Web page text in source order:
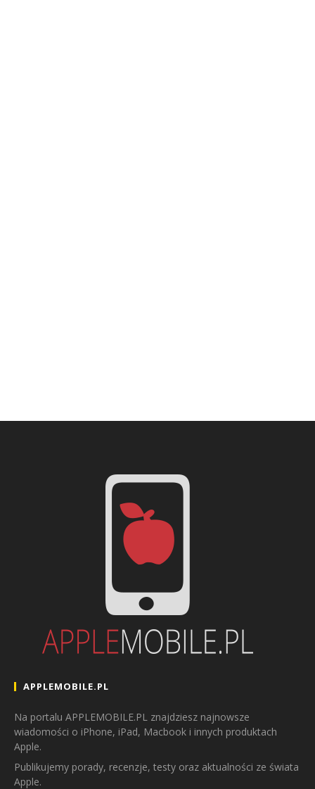
APPLEMOBILE.PL
Na portalu APPLEMOBILE.PL znajdziesz najnowsze
wiadomości o iPhone, iPad, Macbook i innych produktach
Apple.
Publikujemy porady, recenzje, testy oraz aktualności ze świata
Apple.